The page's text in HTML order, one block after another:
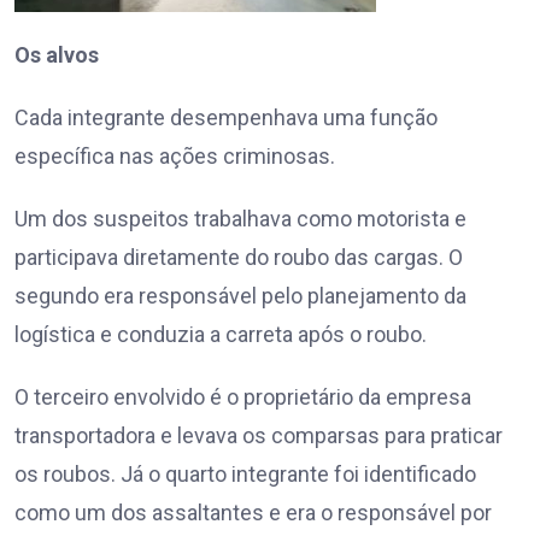
Os alvos
Cada integrante desempenhava uma função
específica nas ações criminosas.
Um dos suspeitos trabalhava como motorista e
participava diretamente do roubo das cargas. O
segundo era responsável pelo planejamento da
logística e conduzia a carreta após o roubo.
O terceiro envolvido é o proprietário da empresa
transportadora e levava os comparsas para praticar
os roubos. Já o quarto integrante foi identificado
como um dos assaltantes e era o responsável por